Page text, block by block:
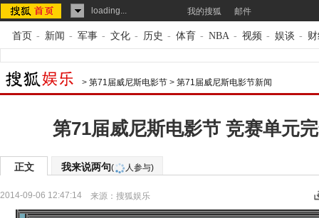
loading... 我的搜狐 邮件
首页 - 新闻 - 军事 - 文化 - 历史 - 体育 - NBA - 视频 - 娱谈 -
> 第71届威尼斯电影节 > 第71届威尼斯电影节新闻
第71届威尼斯电影节 竞赛单元
正文 我来说两句( 人参与)
2014-09-06 12:47:14 来源： 搜狐娱乐